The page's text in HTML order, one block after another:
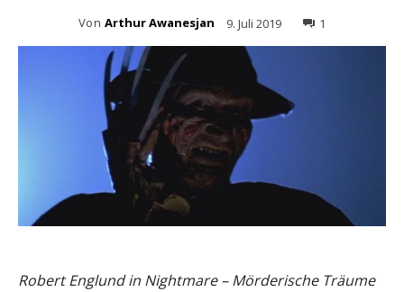
Von Arthur Awanesjan 9. Juli 2019 1
Robert Englund in Nightmare – Mörderische Träume